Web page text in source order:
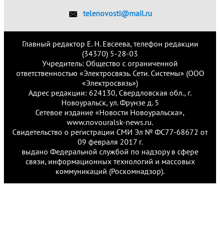
telenovosti@mail.ru
Главный редактор Е. Н. Евсеева, телефон редакции
(34370) 5-28-03
Учредитель: Общество с ограниченной
ответственностью «Электросвязь. Сети. Системы» (ООО
«Электросвязь»)
Адрес редакции: 624130, Свердловская обл., г.
Новоуральск, ул. Фрунзе д. 5
Сетевое издание «Новости Новоуральска»,
www.novouralsk-news.ru.
Свидетельство о регистрации СМИ Эл № ФС77-68672 от
09 февраля 2017 г.
выдано Федеральной службой по надзору в сфере
связи, информационных технологий и массовых
коммуникаций (Роскомнадзор).